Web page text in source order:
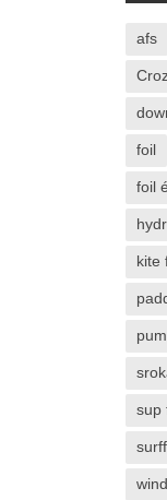
afs
foil
foil
kite
sup